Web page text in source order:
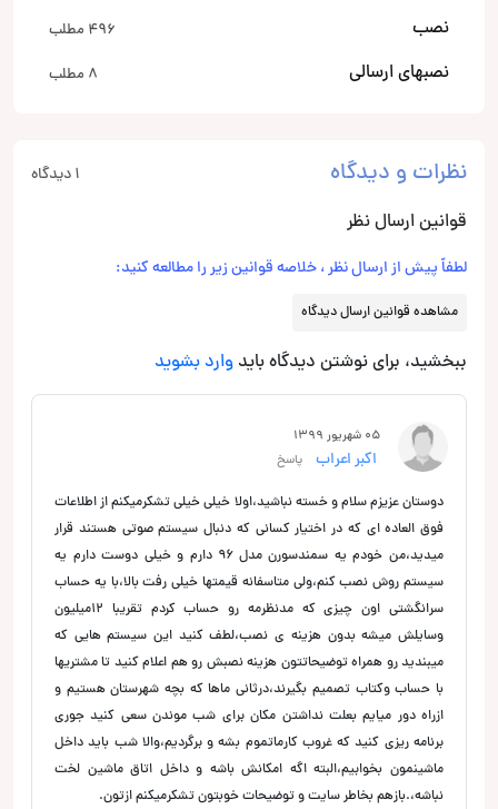
نصب 496 مطلب
نصبهای ارسالی 8 مطلب
نظرات و دیدگاه 1 دیدگاه
قوانین ارسال نظر
لطفاً پیش از ارسال نظر ، خلاصه قوانین زیر را مطالعه کنید:
مشاهده قوانین ارسال دیدگاه
ببخشید، برای نوشتن دیدگاه باید وارد بشوید
05 شهریور 1399
اکبر اعراب پاسخ
دوستان عزیزم سلام و خسته نباشید،اولا خیلی خیلی تشکرمیکنم از اطلاعات
فوق العاده ای که در اختیار کسانی که دنبال سیستم صوتی هستند قرار
میدید،من خودم یه سمندسورن مدل ۹۶ دارم و خیلی دوست دارم یه
سیستم روش نصب کنم،ولی متاسفانه قیمتها خیلی رفت بالا،با یه حساب
سرانگشتی اون چیزی که مدنظرمه رو حساب کردم تقریبا ۱۲میلیون
وسایلش میشه بدون هزینه ی نصب،لطف کنید این سیستم هایی که
میبندید رو همراه توضیحاتتون هزینه نصبش رو هم اعلام کنید تا مشتریها
با حساب وکتاب تصمیم بگیرند،درثانی ماها که بچه شهرستان هستیم و
ازراه دور میایم بعلت نداشتن مکان برای شب موندن سعی کنید جوری
برنامه ریزی کنید که غروب کارماتموم بشه و برگردیم،والا شب باید داخل
ماشینمون بخوابیم،البته اگه امکانش باشه و داخل اتاق ماشین لخت
نباشه،.بازهم بخاطر سایت و توضیحات خوبتون تشکرمیکنم ازتون.